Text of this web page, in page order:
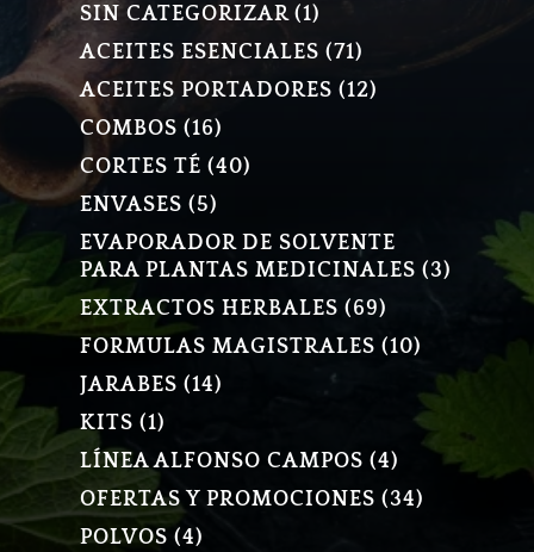
SIN CATEGORIZAR 11
PRODUCTO
ACEITES ESENCIALES 7171
PRODUCTOS
ACEITES PORTADORES 1212
COMBOS 1616
PRODUCTOS
CORTES TÉ 4040
ENVASES 55
PRODUCTOS
EVAPORADOR DE SOLVENTE
PARA PLANTAS MEDICINALES
33
EXTRACTOS HERBALES 6969
PRODUCTOS
FORMULAS MAGISTRALES 1010
JARABES 1414
KITS 11
PRODUCTO
LÍNEA ALFONSO CAMPOS 44
PRODUCTOS
OFERTAS Y PROMOCIONES 3434
POLVOS 44